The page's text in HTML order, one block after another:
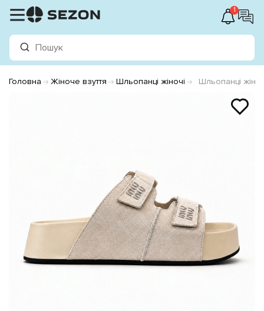
1
Головна Жіноче взуття Шльопанці жіночі Шльопанці